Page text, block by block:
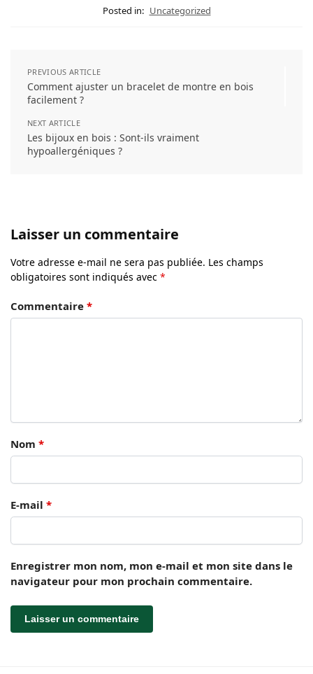
Posted in: Uncategorized
PREVIOUS ARTICLE
Comment ajuster un bracelet de montre en bois
facilement ?
NEXT ARTICLE
Les bijoux en bois : Sont-ils vraiment
hypoallergéniques ?
Laisser un commentaire
Votre adresse e-mail ne sera pas publiée. Les champs
obligatoires sont indiqués avec *
Commentaire *
Nom *
E-mail *
Enregistrer mon nom, mon e-mail et mon site dans le
navigateur pour mon prochain commentaire.